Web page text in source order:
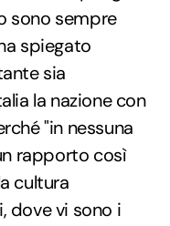
sono sempre
spiegato
sia
la nazione con
"in nessuna
rapporto così
cultura
dove vi sono i